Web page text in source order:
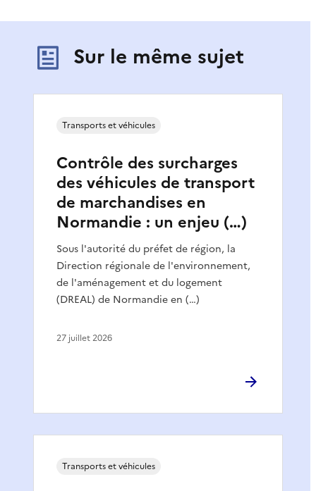
Sur le même sujet
Contrôle des surcharges
des véhicules de transport
de marchandises en
Normandie : un enjeu (…)
Sous l'autorité du préfet de région, la
Direction régionale de l'environnement,
de l'aménagement et du logement
(DREAL) de Normandie en (…)
Transports et véhicules
27 juillet 2026
Transports et véhicules